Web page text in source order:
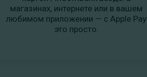
магазинах, интернете или в вашем
любимом приложении — с Apple Pay
это просто.